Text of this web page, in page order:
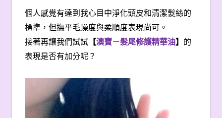
個人感覺有達到我心目中淨化頭皮和清潔髮絲的
標準，但撫平毛躁度與柔順度表現尚可。
接著再讓我們試試【澳寶－髮尾修護精華油】 的
表現是否有加分呢？